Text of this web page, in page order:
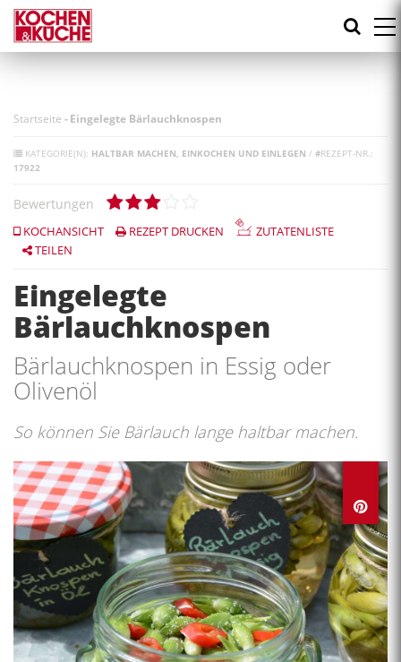
Direkt
zum
Inhalt
Startseite -Eingelegte Bärlauchknospen
KATEGORIE(N): HALTBAR MACHEN EINKOCHEN UND EINLEGEN / #REZEPT-NR.:
17922
Bewertungen
KOCHANSICHT REZEPT DRUCKEN
ZUTATENLISTE
TEILEN
Eingelegte
Bärlauchknospen
Bärlauchknospen in Essig oder
Olivenöl
So können Sie Bärlauch lange haltbar machen.